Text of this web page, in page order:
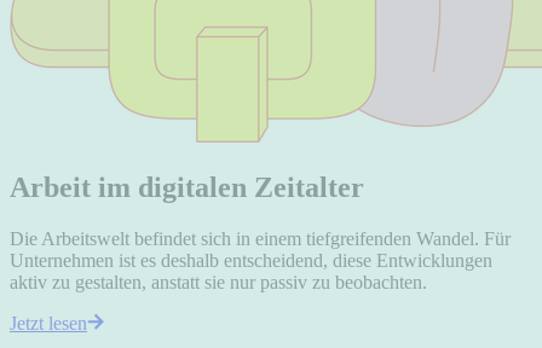
Arbeit im digitalen Zeitalter
Die Arbeitswelt befindet sich in einem tiefgreifenden Wandel. Für
Unternehmen ist es deshalb entscheidend, diese Entwicklungen
aktiv zu gestalten, anstatt sie nur passiv zu beobachten.
Jetzt lesen